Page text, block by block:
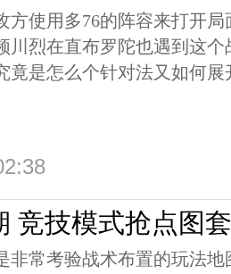
方使用多76的阵容来打开
川烈在直布罗陀也遇到这
竟是怎么个针对法又如何
竞技模式抢点图
非常考验战术布置的玩法